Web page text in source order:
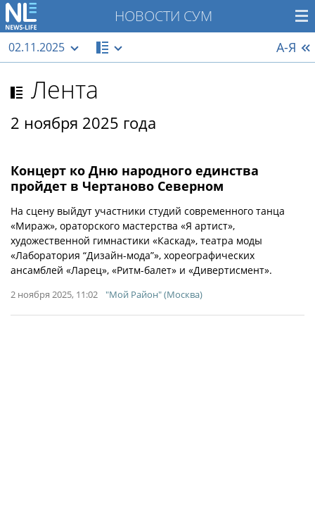
НОВОСТИ СУМ
02.11.2025 А-Я
Лента
2 ноября 2025 года
Концерт ко Дню народного единства
пройдет в Чертаново Северном
На сцену выйдут участники студий современного танца
«Мираж», ораторского мастерства «Я артист»,
художественной гимнастики «Каскад», театра моды
«Лаборатория “Дизайн-мода”», хореографических
ансамблей «Ларец», «Ритм-балет» и «Дивертисмент».
2 ноября 2025, 11:02 "Мой Район" (Москва)